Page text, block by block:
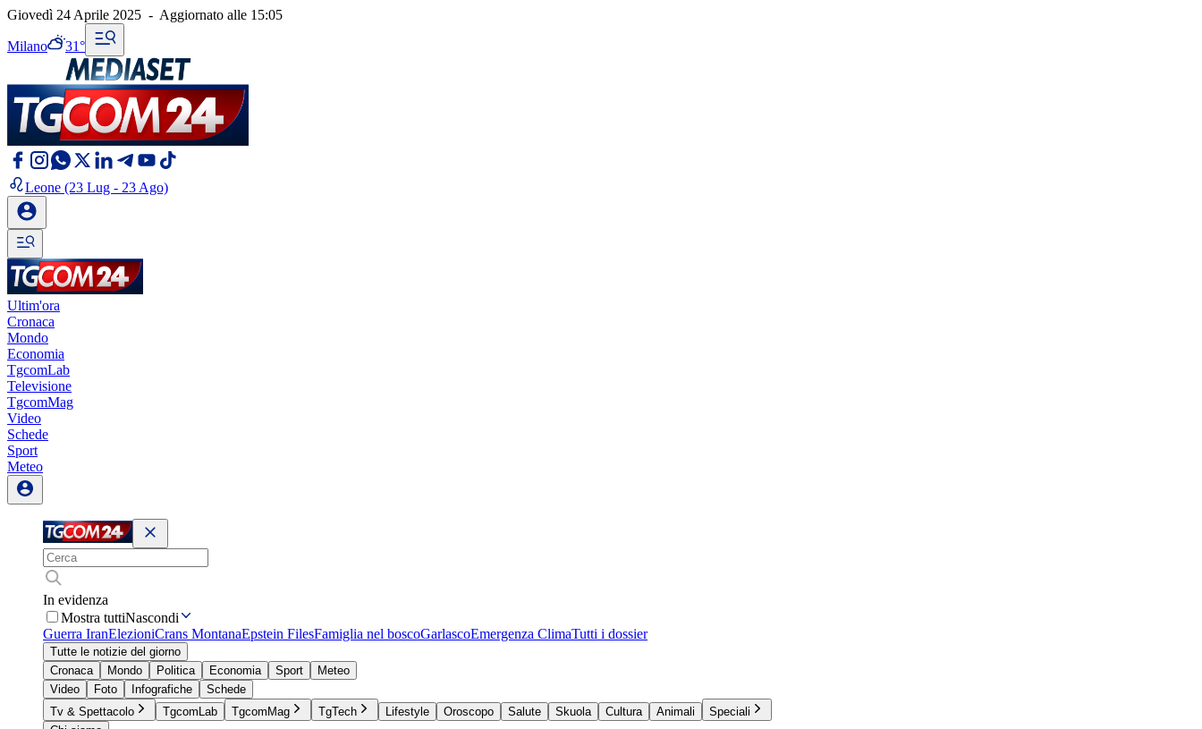
Giovedì 24 Aprile 2025 - Aggiornato alle 15:05
Milano 31°
Leone (23 Lug - 23 Ago)
Ultim'ora
Cronaca
Mondo
Economia
TgcomLab
Televisione
TgcomMag
Video
Schede
Sport
Meteo
In evidenza
Mostra tuttiNascondi
Guerra IranElezioniCrans MontanaEpstein FilesFamiglia nel boscoGarlascoEmergenza ClimaTutti i dossier
Tutte le notizie del giorno
Cronaca
Mondo Politica Economia Sport
Meteo
Video
Foto Infografiche
Schede
Tv & Spettacolo
TgcomLab TgcomMag TgTech Lifestyle Oroscopo Salute Skuola Cultura Animali
Speciali